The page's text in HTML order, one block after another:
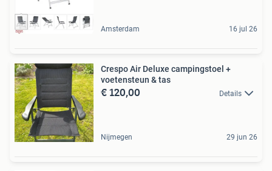
Amsterdam 16 jul 26
Crespo Air Deluxe campingstoel +
voetensteun & tas
€ 120,00 Details
Nijmegen 29 jun 26